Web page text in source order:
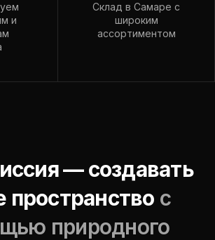
и
Склад в Самаре с
широким
ассортиментом
— создавать
пространство с
природного